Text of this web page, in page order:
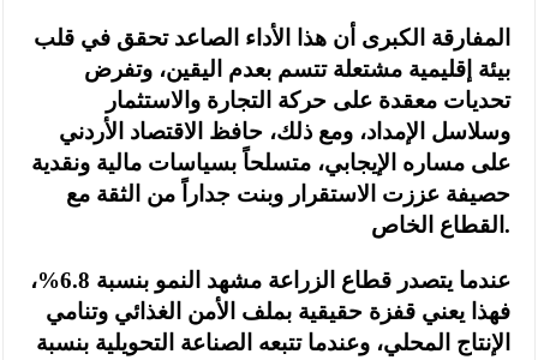
المفارقة الكبرى أن هذا الأداء الصاعد تحقق في قلب
بيئة إقليمية مشتعلة تتسم بعدم اليقين، وتفرض
تحديات معقدة على حركة التجارة والاستثمار
وسلاسل الإمداد، ومع ذلك، حافظ الاقتصاد الأردني
على مساره الإيجابي، متسلحاً بسياسات مالية ونقدية
حصيفة عززت الاستقرار وبنت جداراً من الثقة مع
القطاع الخاص.
عندما يتصدر قطاع الزراعة مشهد النمو بنسبة 6.8%،
فهذا يعني قفزة حقيقية بملف الأمن الغذائي وتنامي
الإنتاج المحلي، وعندما تتبعه الصناعة التحويلية بنسبة